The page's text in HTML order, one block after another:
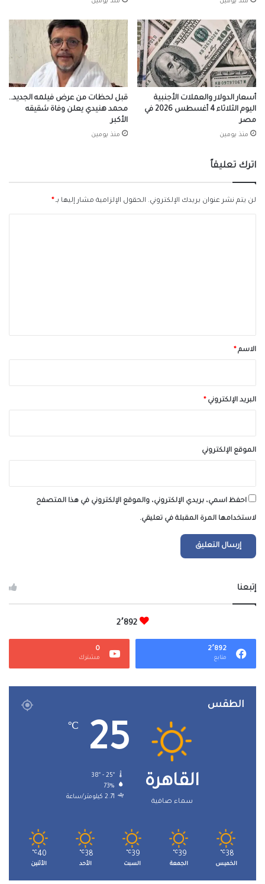
أسعار الدولار والعملات الأجنبية
اليوم الثلاثاء 4 أغسطس 2026 في
مصر
منذ يومين
قبل لحظات من عرض فيلمه الجديد..
محمد هنيدي يعلن وفاة شقيقه
الأكبر
منذ يومين
اترك تعليقاً
لن يتم نشر عنوان بريدك الإلكتروني. الحقول الإلزامية مشار إليها بـ*
*الاسم*
البريد الإلكتروني*
الموقع الإلكتروني
احفظ اسمي، بريدي الإلكتروني، والموقع الإلكتروني في هذا المتصفح
لاستخدامها المرة المقبلة في تعليقي.
إتبعنا
2٬892
2٬892
متابع
0
مشترك
الطقس
القاهرة
سماء صافية
25
℃
38º - 25º
73%
2.71 كيلومتر/ساعة
38
℃
الخميس
39
℃
الجمعة
39
℃
السبت
38
℃
الأحد
40
℃
الأثنين